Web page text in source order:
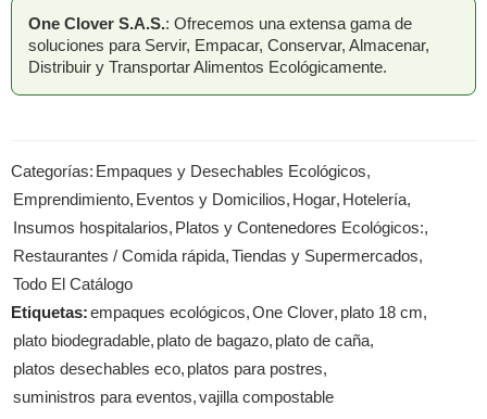
One Clover S.A.S.: Ofrecemos una extensa gama de
soluciones para Servir, Empacar, Conservar, Almacenar,
Distribuir y Transportar Alimentos Ecológicamente.
Categorías: Empaques y Desechables Ecológicos,
Emprendimiento, Eventos y Domicilios, Hogar, Hotelería,
Insumos hospitalarios, Platos y Contenedores Ecológicos:,
Restaurantes / Comida rápida,Tiendas y Supermercados,
Todo El Catálogo
Etiquetas:empaques ecológicos,One Clover, plato 18 cm,
plato biodegradable, plato de bagazo, plato de caña,
platos desechables eco, platos para postres,
suministros para eventos,vajilla compostable